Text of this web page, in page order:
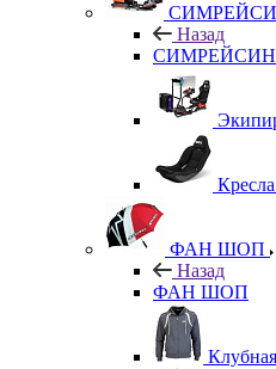
Назад
ФАН ШОП
Назад
ФАН ШОП